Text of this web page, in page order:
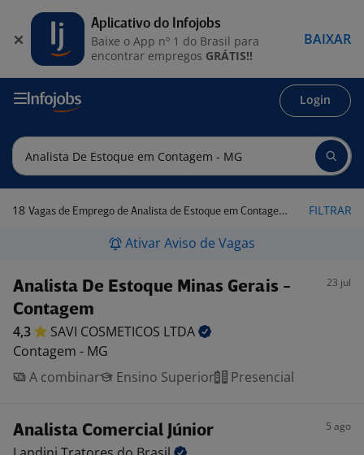
Login
18 Vagas de Emprego de Analista de Estoque em Contagem - MG FILTRAR
Ativar Aviso de Vagas
Analista De Estoque Minas Gerais -
Contagem
23 jul
4,3 SAVI COSMETICOS LTDA
Contagem - MG
A combinar
Ensino Superior Presencial
Analista Comercial Júnior 5 ago
Aplicativo do Infojobs
Baixe o App nº 1 do Brasil para
encontrar empregos GRÁTIS!!
BAIXAR